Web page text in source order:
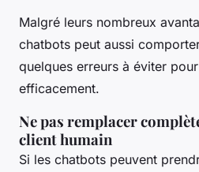
Malgré leurs nombreux
chatbots peut aussi
quelques erreurs à éviter
efficacement.
Ne pas remplacer
client humain
Si les chatbots peuvent